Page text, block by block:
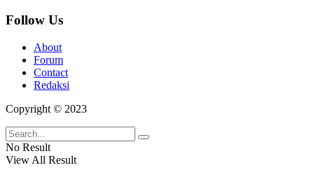
Follow Us
About
Forum
Contact
Redaksi
Copyright © 2023
No Result
View All Result